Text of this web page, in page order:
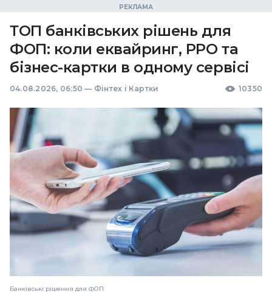
ТОП банківських рішень для
ФОП: коли еквайринг, РРО та
бізнес-картки в одному сервісі
04.08.2026, 06:50 — Фінтех і Картки 10350
Банківські рішення для ФОП